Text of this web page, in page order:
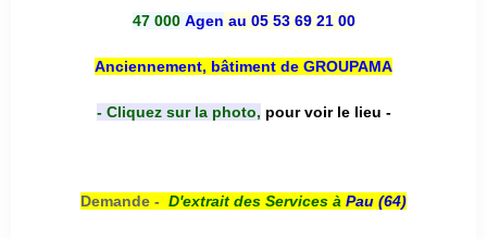
47 000 Agen au 05 53 69 21 00
Anciennement, bâtiment de GROUPAMA
- Cliquez sur la photo, pour voir le lieu -
Demande - D'extrait des Services à Pau (64)